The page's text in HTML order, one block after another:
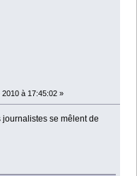
2010 à 17:45:02 »
se mêlent de